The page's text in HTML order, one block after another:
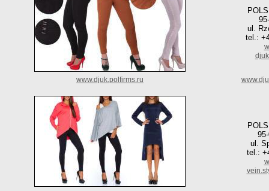
ul.
tel.:
www.djuk.polfirms.ru
ul.
tel.: